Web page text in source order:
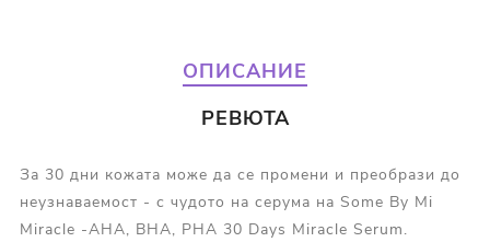
ОПИСАНИЕ
РЕВЮТА
За 30 дни кожата може да се промени и преобрази до
неузнаваемост - с чудото на серума на Some By Mi
Miracle -AHA, BHA, PHA 30 Days Miracle Serum.